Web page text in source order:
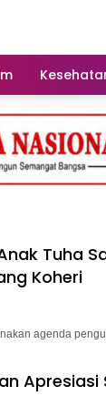
Tuha
Koheri
agenda